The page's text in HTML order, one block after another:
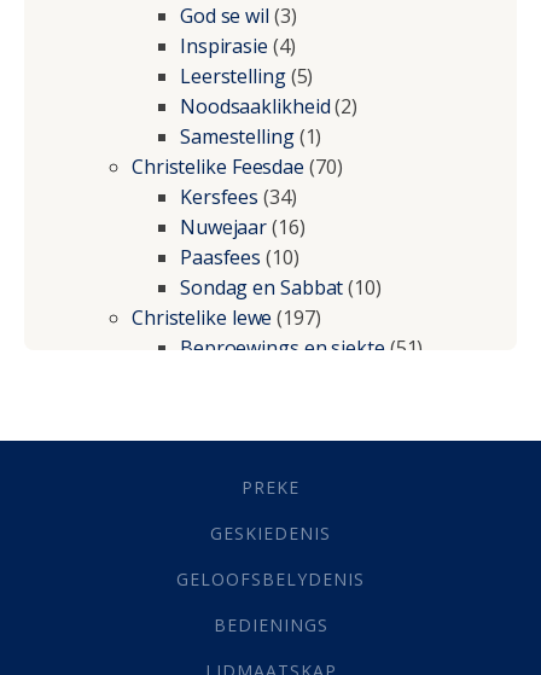
God se wil (3)
Inspirasie (4)
Leerstelling(5)
Noodsaaklikheid(2)
Samestelling(1)
Christelike Feesdae (70)
Kersfees (34)
Nuwejaar(16)
Paasfees (10)
Sondag en Sabbat(10)
Christelike lewe (197)
Beproewings en siekte(51)
Geestelike Groei(10)
(21)
Grys Areas(4)
Lewensdoel(3)
Selfondersoek(1)
PREKE
GESKIEDENIS
GELOOFSBELYDENIS
BEDIENINGS
LIDMAATSKAP